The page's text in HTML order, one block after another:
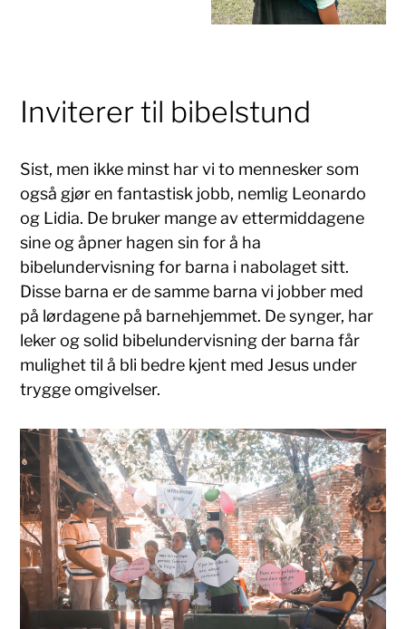
Inviterer til bibelstund
Sist, men ikke minst har vi to mennesker som
også gjør en fantastisk jobb, nemlig Leonardo
og Lidia. De bruker mange av ettermiddagene
sine og åpner hagen sin for å ha
bibelundervisning for barna i nabolaget sitt.
Disse barna er de samme barna vi jobber med
på lørdagene på barnehjemmet. De synger, har
leker og solid bibelundervisning der barna får
mulighet til å bli bedre kjent med Jesus under
trygge omgivelser.